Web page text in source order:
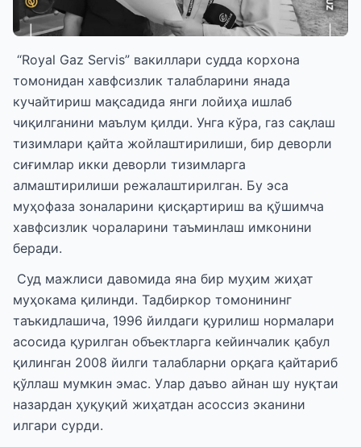
“Royal Gaz Servis” вакиллари судда корхона
томонидан хавфсизлик талабларини янада
кучайтириш мақсадида янги лойиҳа ишлаб
чиқилганини маълум қилди. Унга кўра, газ сақлаш
тизимлари қайта жойлаштирилиши, бир деворли
сиғимлар икки деворли тизимларга
алмаштирилиши режалаштирилган. Бу эса
муҳофаза зоналарини қисқартириш ва қўшимча
хавфсизлик чораларини таъминлаш имконини
беради.
Суд мажлиси давомида яна бир муҳим жиҳат
муҳокама қилинди. Тадбиркор томонининг
таъкидлашича, 1996 йилдаги қурилиш нормалари
асосида қурилган объектларга кейинчалик қабул
қилинган 2008 йилги талабларни орқага қайтариб
қўллаш мумкин эмас. Улар даъво айнан шу нуқтаи
назардан ҳуқуқий жиҳатдан асоссиз эканини
илгари сурди.